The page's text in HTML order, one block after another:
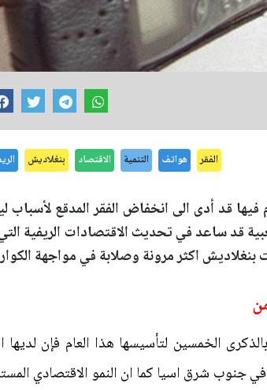
الفقر هواتف التنمية الاقتصاد بنغلاديش
فيها قد أدى الى انخفاض الفقر المدقع لأسباب
قد ساعد في تحديث الاقتصادات الريفية
بنغلاديش اكثر مرونة وصلابة في مواجهة
الخمسين لتأسيسها هذا العام فإن
في جنوب شرق اسيا كما ان النمو الاقتصادي